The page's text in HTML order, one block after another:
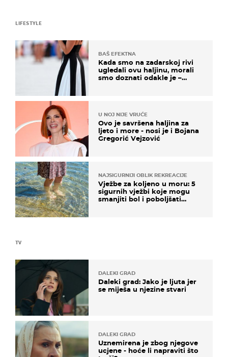
TV
DALEKI GRAD
Daleki grad: Jako je ljuta jer
se miješa u njezine stvari
DALEKI GRAD
Uznemirena je zbog njegove
ucjene - hoće li napraviti što
LIFESTYLE
BAŠ EFEKTNA
Kada smo na zadarskoj rivi
ugledali ovu haljinu, morali
smo doznati odakle je –
U NOJ NIJE VRUĆE
Ovo je savršena haljina za
ljeto i more - nosi je i Bojana
Gregorić Vejzović
NAJSIGURNIJI OBLIK REKREACIJE
Vježbe za koljeno u moru: 5
sigurnih vježbi koje mogu
smanjiti bol i poboljšati